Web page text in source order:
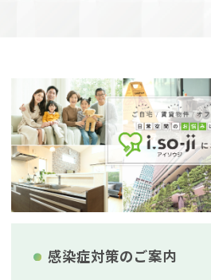
感染症対策のご案内